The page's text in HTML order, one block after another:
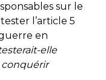
sur le
l’article 5
en
elle
conquérir